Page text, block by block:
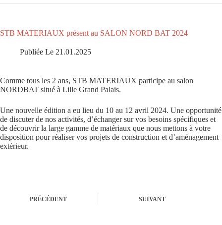
STB MATERIAUX présent au SALON NORD BAT 2024
Publiée Le 21.01.2025
Comme tous les 2 ans, STB MATERIAUX participe au salon
NORDBAT situé à Lille Grand Palais.
Une nouvelle édition a eu lieu du 10 au 12 avril 2024. Une opportunité
de discuter de nos activités, d’échanger sur vos besoins spécifiques et
de découvrir la large gamme de matériaux que nous mettons à votre
disposition pour réaliser vos projets de construction et d’aménagement
extérieur.
PRÉCÉDENT SUIVANT